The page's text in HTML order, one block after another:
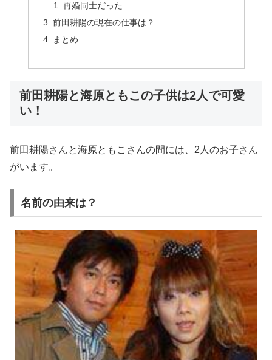
再婚同士だった
前田耕陽の現在の仕事は？
まとめ
前田耕陽と海原ともこの子供は2人で可愛
い！
前田耕陽さんと海原ともこさんの間には、2人のお子さん
がいます。
名前の由来は？